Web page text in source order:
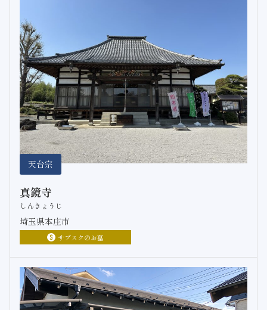
天台宗
真鏡寺
しんきょうじ
埼玉県本庄市
サブスクのお墓